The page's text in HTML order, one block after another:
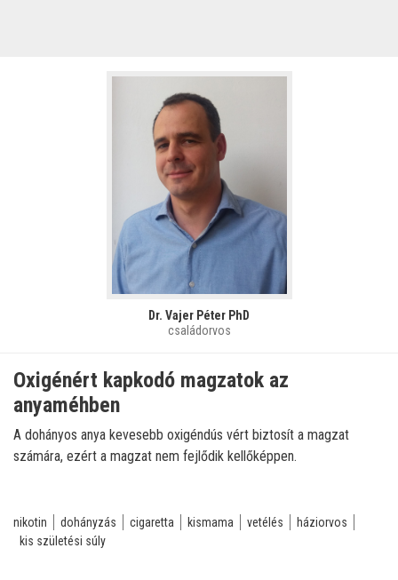
Dr. Vajer Péter PhD
családorvos
Oxigénért kapkodó magzatok az
anyaméhben
A dohányos anya kevesebb oxigéndús vért biztosít a magzat
számára, ezért a magzat nem fejlődik kellőképpen.
nikotin dohányzás cigaretta kismama vetélés
háziorvos
kis születési súly